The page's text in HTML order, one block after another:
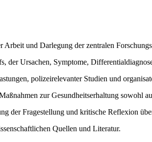
und Darlegung der zentralen
der Ursachen, Symptome,
polizeirelevanter Studien und
zur Gesundheitserhaltung sowohl
der Fragestellung und kritische Reflexion
Quellen und Literatur.